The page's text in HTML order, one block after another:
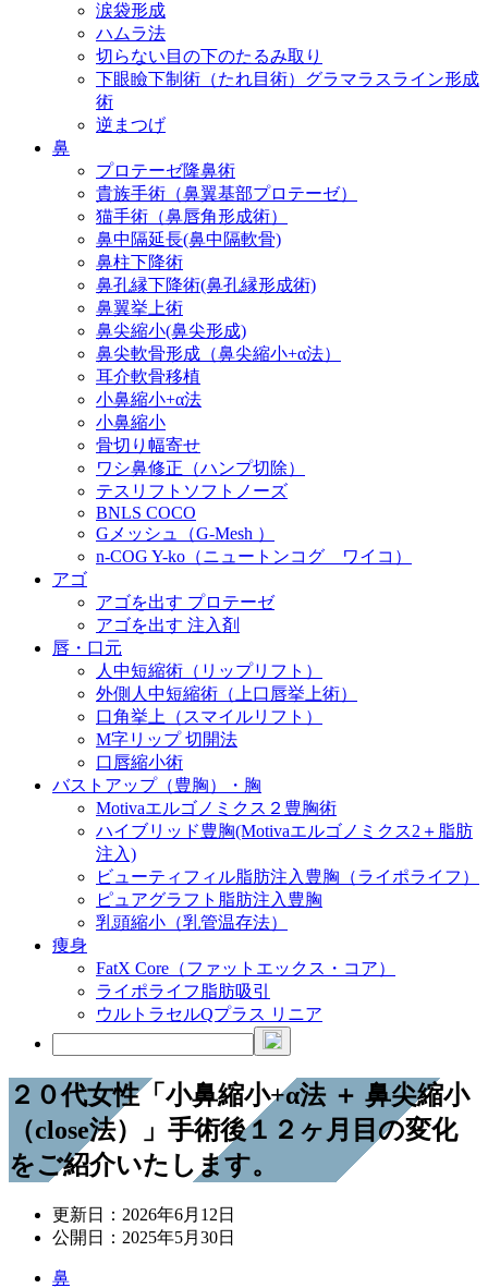
涙袋形成
ハムラ法
切らない目の下のたるみ取り
下眼瞼下制術（たれ目術）グラマラスライン形成
術
逆まつげ
鼻
プロテーゼ隆鼻術
貴族手術（鼻翼基部プロテーゼ）
猫手術（鼻唇角形成術）
鼻中隔延長(鼻中隔軟骨)
鼻柱下降術
鼻孔縁下降術(鼻孔縁形成術)
鼻翼挙上術
鼻尖縮小(鼻尖形成)
鼻尖軟骨形成（鼻尖縮小+α法）
耳介軟骨移植
小鼻縮小+α法
小鼻縮小
骨切り幅寄せ
ワシ鼻修正（ハンプ切除）
テスリフトソフトノーズ
BNLS COCO
Gメッシュ（G-Mesh ）
n-COG Y-ko（ニュートンコグ ワイコ）
アゴ
アゴを出す プロテーゼ
アゴを出す 注入剤
唇・口元
人中短縮術（リップリフト）
外側人中短縮術（上口唇挙上術）
口角挙上（スマイルリフト）
M字リップ 切開法
口唇縮小術
バストアップ（豊胸）・胸
Motivaエルゴノミクス２豊胸術
ハイブリッド豊胸(Motivaエルゴノミクス2＋脂肪
注入)
ビューティフィル脂肪注入豊胸（ライポライフ）
ピュアグラフト脂肪注入豊胸
乳頭縮小（乳管温存法）
痩身
FatX Core（ファットエックス・コア）
ライポライフ脂肪吸引
ウルトラセルQプラス リニア
２０代女性「小鼻縮小+α法 ＋ 鼻尖縮小
（close法）」手術後１２ヶ月目の変化
をご紹介いたします。
更新日： 2026年6月12日
公開日： 2025年5月30日
鼻